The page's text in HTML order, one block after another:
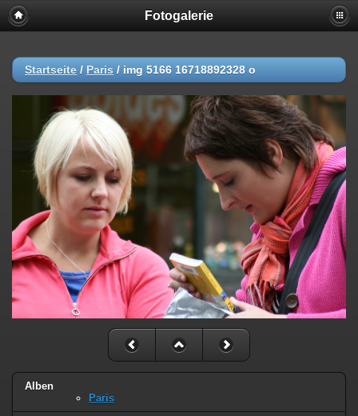
Fotogalerie
Startseite / Paris / img 5166 16718892328 o
Alben
Paris